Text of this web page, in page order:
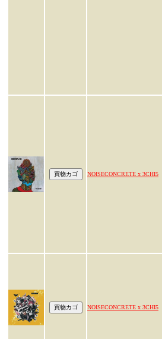
NOISECONCRETE x 3CHI5
NOISECONCRETE x 3CHI5